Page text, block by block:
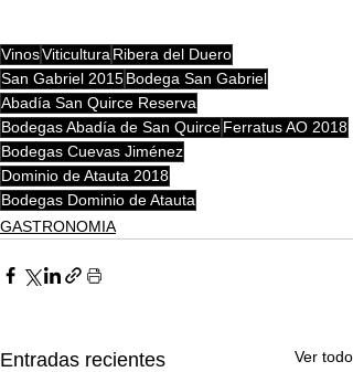
VinosViticultura Ribera del Duero
San Gabriel 2015Bodega San Gabriel
Abadía San Quirce Reserva
Bodegas Abadía de San QuirceFerratus AO 2018
Bodegas Cuevas Jiménez
Dominio de Atauta 2018
Bodegas Dominio de Atauta
GASTRONOMIA
Entradas recientes Ver todo